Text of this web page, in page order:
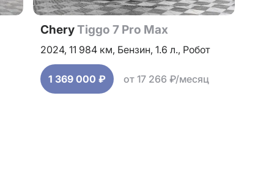
CheryTiggo 7 Pro Max
2024, 11 984 км, Бензин, 1.6 л., Робот
1 369 000 ₽ от 17 266 ₽/месяц